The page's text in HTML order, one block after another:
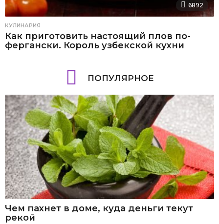
6892
КУЛИНАРИЯ
Как приготовить настоящий плов по-
фергански. Король узбекской кухни
ПОПУЛЯРНОЕ
Чем пахнет в доме, куда деньги текут
рекой